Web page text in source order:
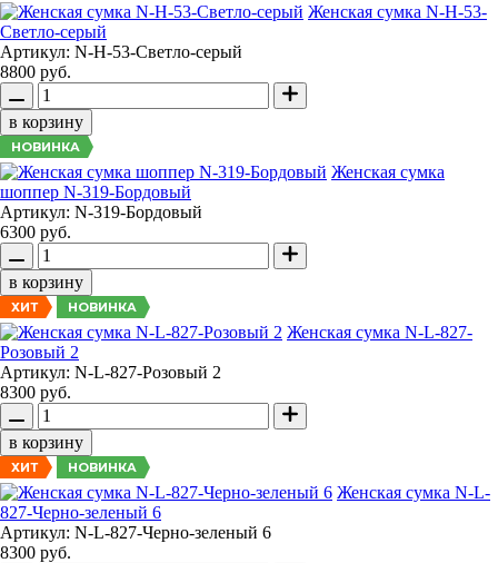
Женская сумка N-H-53-
Светло-серый
Артикул: N-H-53-Светло-серый
8800 руб.
в корзину
НОВИНКА
Женская сумка
шоппер N-319-Бордовый
Артикул: N-319-Бордовый
6300 руб.
в корзину
ХИТ НОВИНКА
Женская сумка N-L-827-
Розовый 2
Артикул: N-L-827-Розовый 2
8300 руб.
в корзину
ХИТ НОВИНКА
Женская сумка N-L-
827-Черно-зеленый 6
Артикул: N-L-827-Черно-зеленый 6
8300 руб.